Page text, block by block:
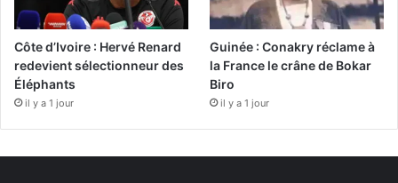
Côte d’Ivoire : Hervé Renard
redevient sélectionneur des
Éléphants
il y a 1 jour
Guinée : Conakry réclame à
la France le crâne de Bokar
Biro
il y a 1 jour